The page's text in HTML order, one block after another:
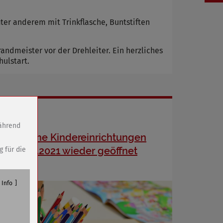
anderem mit Trinkflasche, Buntstiften
vor der Drehleiter. Ein herzliches
Städtische Kindereinrichtungen
22.02.2021 wieder geöffnet
für die
Info